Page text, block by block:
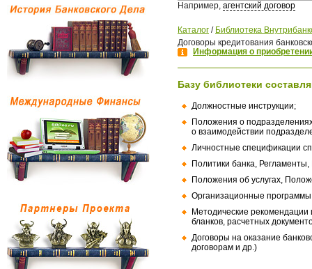
Например, агентский договор
Каталог / Библиотека
Договоры кредитования
Информация о
Базу библиотеки
Должностные инструкции;
Положения о
о взаимодействии
Личностные спецификации
Политики банка,
Положения об услугах,
Организационные
Методические
бланков, расчетных
Договоры на оказание
договорам и др.)